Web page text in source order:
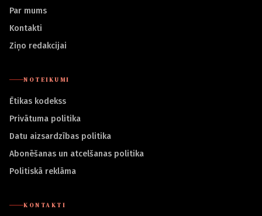
Par mums
Kontakti
Ziņo redakcijai
NOTEIKUMI
Ētikas kodekss
Privātuma politika
Datu aizsardzības politika
Abonēšanas un atcelšanas politika
Politiskā reklāma
KONTAKTI